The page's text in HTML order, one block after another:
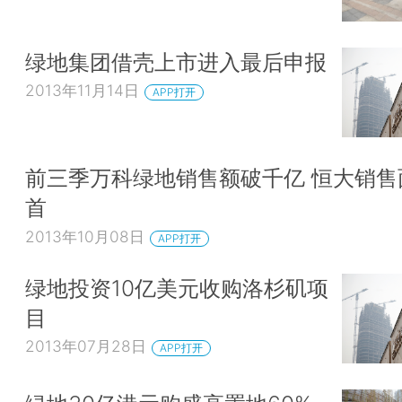
绿地集团借壳上市进入最后申报
2013年11月14日 APP打开
前三季万科绿地销售额破千亿 恒大销
首
2013年10月08日 APP打开
绿地投资10亿美元收购洛杉矶项
目
2013年07月28日 APP打开